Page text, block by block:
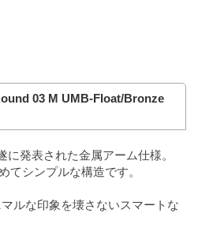
03 M UMB-Float/Bronze
に発表された金属アーム仕様。
てシンプルな構造です。
ルな印象を壊さないスマートな